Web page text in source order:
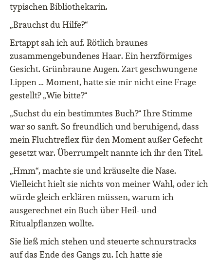
typischen Bibliothekarin.
„Brauchst du Hilfe?“
Ertappt sah ich auf. Rötlich braunes
zusammengebundenes Haar. Ein herzförmiges
Gesicht. Grünbraune Augen. Zart geschwungene
Lippen … Moment, hatte sie mir nicht eine Frage
gestellt? „Wie bitte?“
„Suchst du ein bestimmtes Buch?“ Ihre Stimme
war so sanft. So freundlich und beruhigend, dass
mein Fluchtreflex für den Moment außer Gefecht
gesetzt war. Überrumpelt nannte ich ihr den Titel.
„Hmm“, machte sie und kräuselte die Nase.
Vielleicht hielt sie nichts von meiner Wahl, oder ich
würde gleich erklären müssen, warum ich
ausgerechnet ein Buch über Heil- und
Ritualpflanzen wollte.
Sie ließ mich stehen und steuerte schnurstracks
auf das Ende des Gangs zu. Ich hatte sie